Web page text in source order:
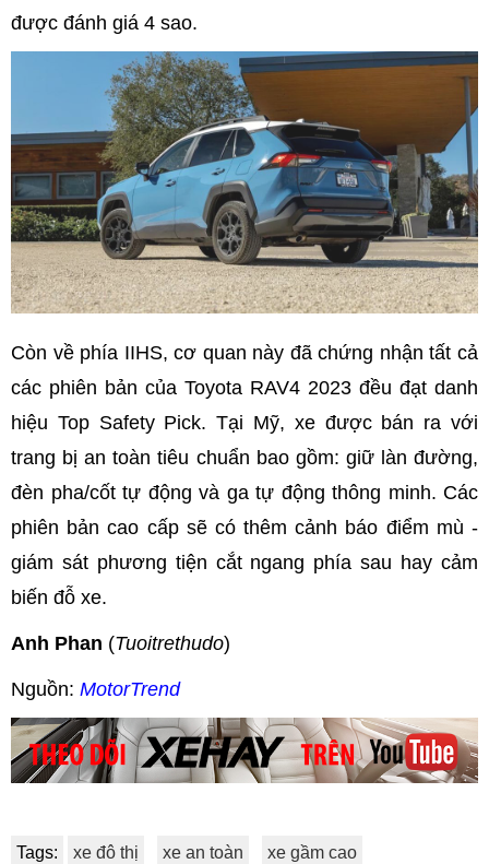
được đánh giá 4 sao.
Còn về phía IIHS, cơ quan này đã chứng nhận tất cả
các phiên bản của Toyota RAV4 2023 đều đạt danh
hiệu Top Safety Pick. Tại Mỹ, xe được bán ra với
trang bị an toàn tiêu chuẩn bao gồm: giữ làn đường,
đèn pha/cốt tự động và ga tự động thông minh. Các
phiên bản cao cấp sẽ có thêm cảnh báo điểm mù -
giám sát phương tiện cắt ngang phía sau hay cảm
biến đỗ xe.
Anh Phan (Tuoitrethudo)
Nguồn: MotorTrend
Tags: xe đô thị xe an toàn xe gầm cao